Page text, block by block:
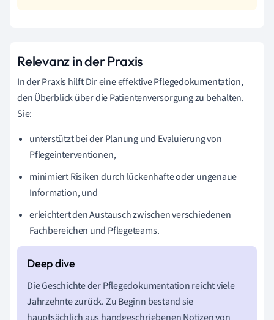
Relevanz in der Praxis
In der Praxis hilft Dir eine effektive Pflegedokumentation,
den Überblick über die Patientenversorgung zu behalten.
Sie:
unterstützt bei der Planung und Evaluierung von
Pflegeinterventionen,
minimiert Risiken durch lückenhafte oder ungenaue
Information, und
erleichtert den Austausch zwischen verschiedenen
Fachbereichen und Pflegeteams.
Die Geschichte der Pflegedokumentation reicht viele
Jahrzehnte zurück. Zu Beginn bestand sie